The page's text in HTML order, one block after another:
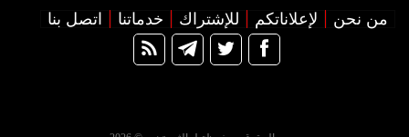
من نحن لإعلاناتكم للإشتراك خدماتنا اتصل بنا